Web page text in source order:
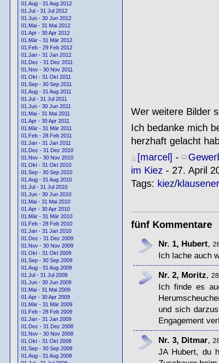
01.Aug - 31 Aug 2012
01.Jul - 31 Jul 2012
01.Jun - 30 Jun 2012
01.Mai - 31 Mai 2012
01.Apr - 30 Apr 2012
01.Mär - 31 Mär 2012
01.Feb - 29 Feb 2012
01.Jan - 31 Jan 2012
01.Dez - 31 Dez 2011
01.Nov - 30 Nov 2011
01.Okt - 31 Okt 2011
01.Sep - 30 Sep 2011
01.Aug - 31 Aug 2011
01.Jul - 31 Jul 2011
01.Jun - 30 Jun 2011
01.Mai - 31 Mai 2011
01.Apr - 30 Apr 2011
01.Mär - 31 Mär 2011
01.Feb - 28 Feb 2011
01.Jan - 31 Jan 2011
01.Dez - 31 Dez 2010
01.Nov - 30 Nov 2010
01.Okt - 31 Okt 2010
01.Sep - 30 Sep 2010
01.Aug - 31 Aug 2010
01.Jul - 31 Jul 2010
01.Jun - 30 Jun 2010
01.Mai - 31 Mai 2010
01.Apr - 30 Apr 2010
01.Mär - 31 Mär 2010
01.Feb - 28 Feb 2010
01.Jan - 31 Jan 2010
01.Dez - 31 Dez 2009
01.Nov - 30 Nov 2009
01.Okt - 31 Okt 2009
01.Sep - 30 Sep 2009
01.Aug - 31 Aug 2009
01.Jul - 31 Jul 2009
01.Jun - 30 Jun 2009
01.Mai - 31 Mai 2009
01.Apr - 30 Apr 2009
01.Mär - 31 Mär 2009
01.Feb - 28 Feb 2009
01.Jan - 31 Jan 2009
01.Dez - 31 Dez 2008
01.Nov - 30 Nov 2008
01.Okt - 31 Okt 2008
01.Sep - 30 Sep 2008
01.Aug - 31 Aug 2008
Wer weitere Bilder
Ich bedanke mich
herzhaft gelacht
[marcel] -
im Kiez - 27. April
Tags: kiez/
fünf Kommentare
Nr. 1, Hubert,
Ich lache auch
Nr. 2, Moritz,
Ich finde es
und sich
Engagement
Nr. 3, Ditmar,
JA Hubert, du